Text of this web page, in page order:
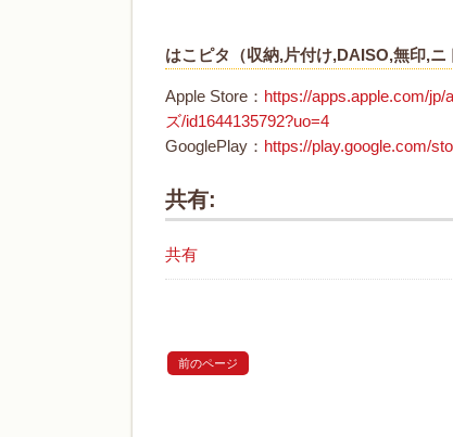
はこピタ（収納,片付け,DAISO,無印,ニ
Apple Store： https://apps.apple.com/
ズ/id1644135792?uo=4
GooglePlay： https://play.google.com/
共有:
共有
前のページ